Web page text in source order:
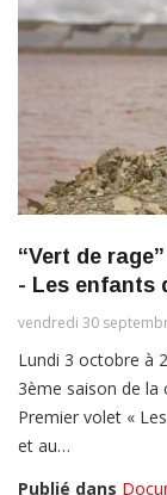
“Vert de
- Les enfants
vendredi 30
Lundi 3 octobre à
3ème saison de la
Premier volet «
et au…
Publié dans